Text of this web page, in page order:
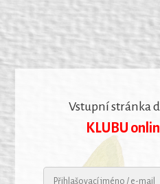
Vstupní stránka
KLUBU